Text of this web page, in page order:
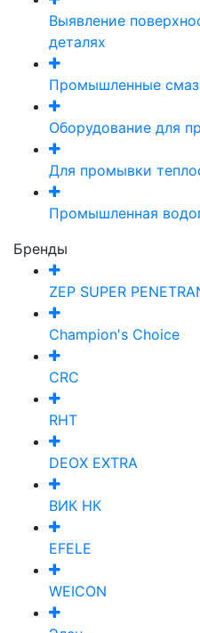
Выявление
деталях
Промышленные
Оборудование для
Для промывки
Промышленная
Бренды
ZEP SUPER
Champion's Choice
CRC
RHT
DEOX EXTRA
ВИК НК
EFELE
WEICON